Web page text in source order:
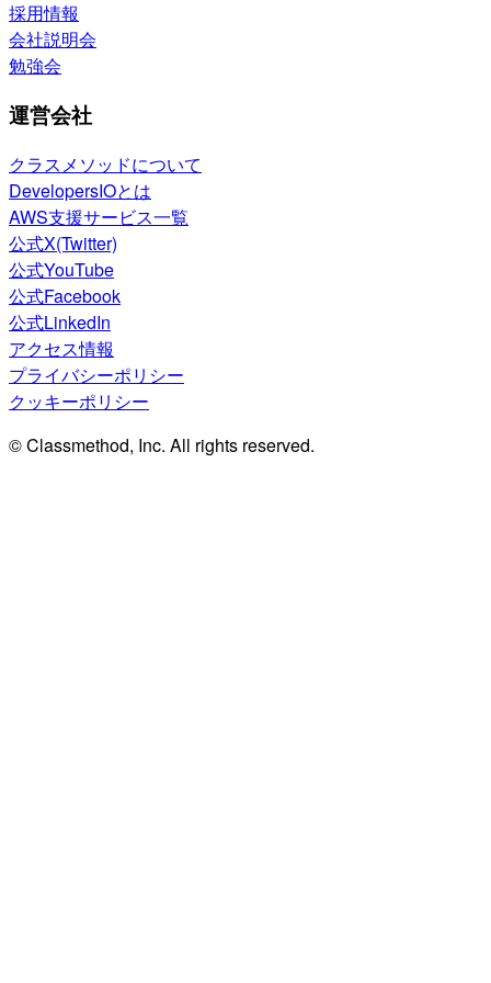
採用情報
会社説明会
勉強会
運営会社
クラスメソッドについて
DevelopersIOとは
AWS支援サービス一覧
公式X(Twitter)
公式YouTube
公式Facebook
公式LinkedIn
アクセス情報
プライバシーポリシー
クッキーポリシー
© Classmethod, Inc. All rights reserved.